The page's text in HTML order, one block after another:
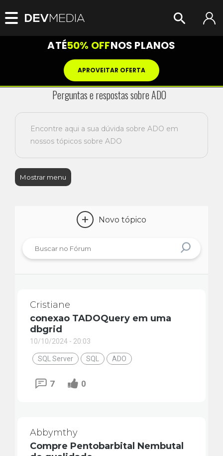
ATÉ50% OFFNOS PLANOS
APROVEITAR OFERTA
Perguntas e respostas sobre ADO
Encontre aqui a sua dúvida sobre ADO em
nossos tópicos sobre ADO
Mostrar menu
+ Novo tópico
Cristiane
conexao TADOQuery em uma
dbgrid
10/10/2024 - 20:03
SQL Server SQL ADO
7 0
Abbymthy
Compre Pentobarbital Nembutal